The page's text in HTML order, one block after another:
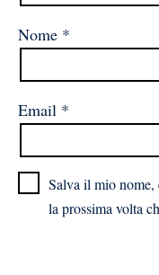
Nome *
Email *
Salva il mio nome,
la prossima volta